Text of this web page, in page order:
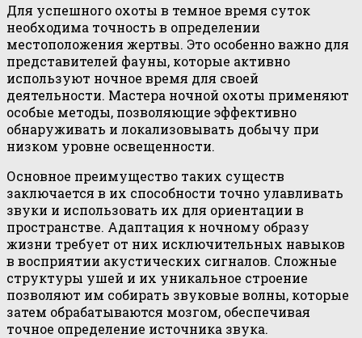
Для успешного охоты в темное время суток
необходима точность в определении
местоположения жертвы. Это особенно важно для
представителей фауны, которые активно
используют ночное время для своей
деятельности. Мастера ночной охоты применяют
особые методы, позволяющие эффективно
обнаруживать и локализовывать добычу при
низком уровне освещенности.
Основное преимущество таких существ
заключается в их способности точно улавливать
звуки и использовать их для ориентации в
пространстве. Адаптация к ночному образу
жизни требует от них исключительных навыков
в восприятии акустических сигналов. Сложные
структуры ушей и их уникальное строение
позволяют им собирать звуковые волны, которые
затем обрабатываются мозгом, обеспечивая
точное определение источника звука.